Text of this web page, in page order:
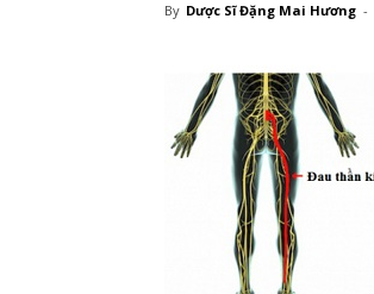
By Dược Sĩ Đặng Mai Hương -